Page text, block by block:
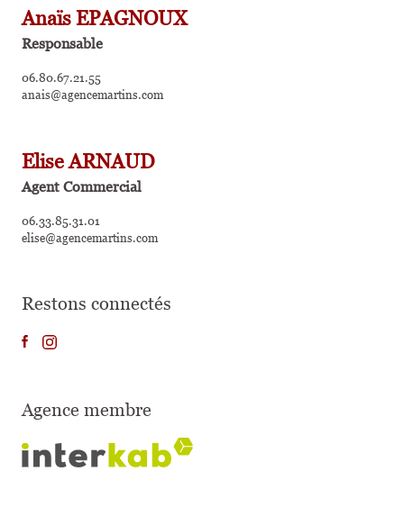
Anaïs EPAGNOUX
Responsable
06.80.67.21.55
anais@agencemartins.com
Elise ARNAUD
Agent Commercial
06.33.85.31.01
elise@agencemartins.com
Restons connectés
Agence membre